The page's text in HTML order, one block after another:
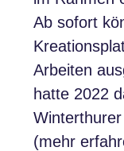
Ab sofort
Arbeiten
hatte 2022
(mehr